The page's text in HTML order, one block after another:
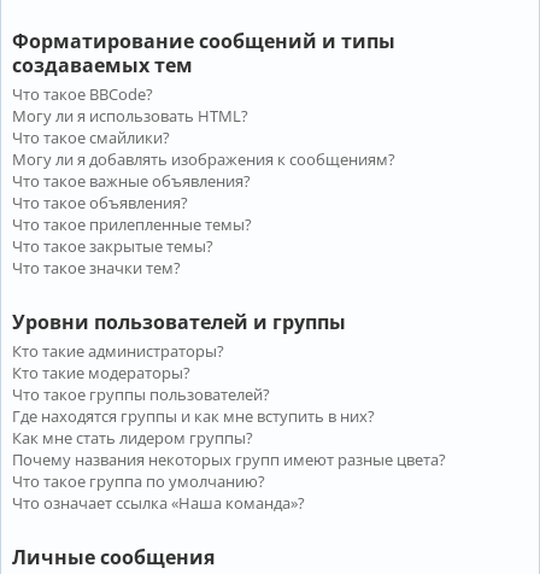
Форматирование сообщений и типы
создаваемых тем
Что такое BBCode?
Могу ли я использовать HTML?
Что такое смайлики?
Могу ли я добавлять изображения к сообщениям?
Что такое важные объявления?
Что такое объявления?
Что такое прилепленные темы?
Что такое закрытые темы?
Что такое значки тем?
Уровни пользователей и группы
Кто такие администраторы?
Кто такие модераторы?
Что такое группы пользователей?
Где находятся группы и как мне вступить в них?
Как мне стать лидером группы?
Почему названия некоторых групп имеют разные цвета?
Что такое группа по умолчанию?
Что означает ссылка «Наша команда»?
Личные сообщения